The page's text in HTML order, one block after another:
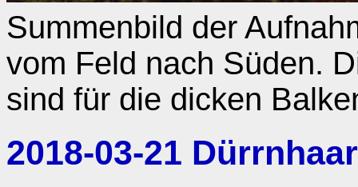
Summenbild der
vom Feld nach Süden.
sind für die dicken
2018-03-21 Dürrnhaar